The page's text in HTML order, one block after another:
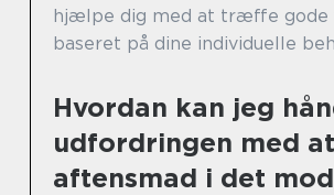
hjælpe dig med at træffe gode
baseret på dine individuelle
Hvordan kan jeg
udfordringen med
aftensmad i det